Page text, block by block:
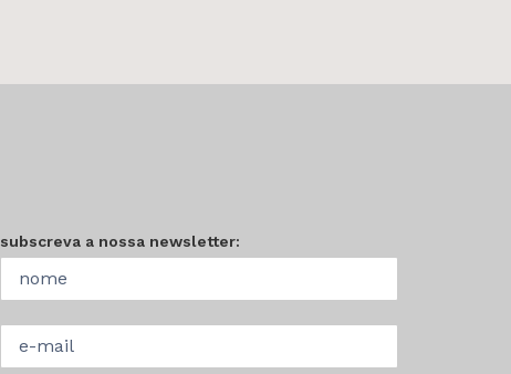
subscreva a nossa newsletter: